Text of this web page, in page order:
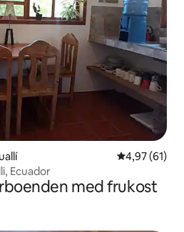
4,97 av 5 i
4,97 (61)
Ecuador
med frukost